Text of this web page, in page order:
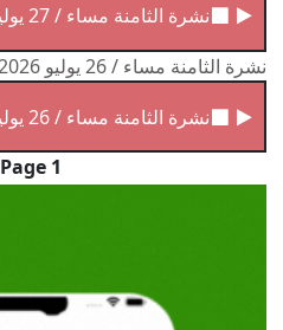
نشرة الثامنة مساء / 27 يوليو 2026
نشرة الثامنة مساء / 26 يوليو 2026
نشرة الثامنة مساء / 26 يوليو 2026
Page 1